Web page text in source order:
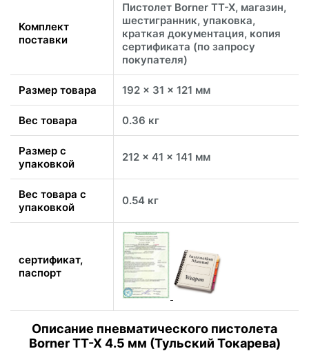
Комплект
поставки
Пистолет Borner TT-X, магазин,
шестигранник, упаковка,
краткая документация, копия
сертификата (по запросу
покупателя)
Размер товара 192 x 31 x 121 мм
Вес товара 0.36 кг
Размер с
упаковкой
212 x 41 x 141 мм
Вес товара с
упаковкой
0.54 кг
сертификат,
паспорт
Описание пневматического пистолета
Borner TT-X 4.5 мм (Тульский Токарева)